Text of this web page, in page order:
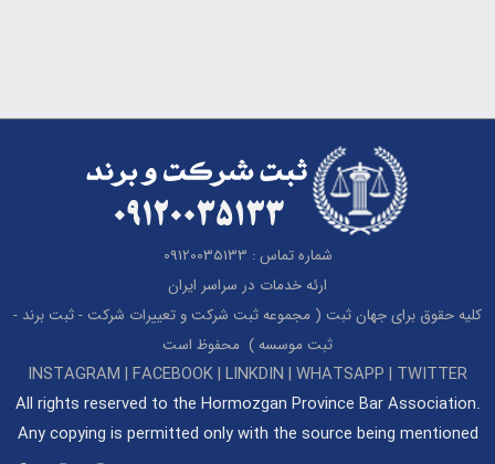
شماره تماس : 09120035133
ارئه خدمات در سراسر ایران
کلیه حقوق برای جهان ثبت ( مجموعه ثبت شرکت و تعییرات شرکت - ثبت برند -
ثبت موسسه ) محفوظ است
INSTAGRAM | FACEBOOK | LINKDIN | WHATSAPP | TWITTER
All rights reserved to the Hormozgan Province Bar Association.
Any copying is permitted only with the source being mentioned